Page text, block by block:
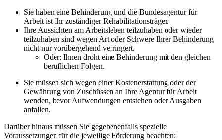
Sie haben eine Behinderung und die Bundesagentur für
Arbeit ist Ihr zuständiger Rehabilitationsträger.
Ihre Aussichten am Arbeitsleben teilzuhaben oder wieder
teilzuhaben sind wegen Art oder Schwere Ihrer Behinderung
nicht nur vorübergehend verringert.
Oder: Ihnen droht eine Behinderung mit den gleichen
beruflichen Folgen.
Sie müssen sich wegen einer Kostenerstattung oder der
Gewährung von Zuschüssen an Ihre Agentur für Arbeit
wenden, bevor Aufwendungen entstehen oder Ausgaben
anfallen.
Darüber hinaus müssen Sie gegebenenfalls spezielle
Voraussetzungen für die jeweilige Förderung beachten: